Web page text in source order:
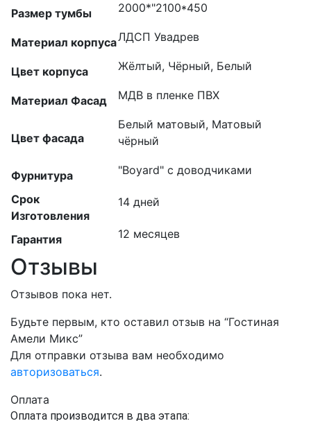
Размер тумбы
2000*"2100*450
Материал корпусаЛДСП Увадрев
Цвет корпуса Жёлтый, Чёрный, Белый
Материал Фасад МДВ в пленке ПВХ
Цвет фасада
Белый матовый, Матовый
чёрный
Фурнитура "Boyard" с доводчиками
Срок
Изготовления
14 дней
Гарантия 12 месяцев
Отзывы
Отзывов пока нет.
Будьте первым, кто оставил отзыв на “Гостиная
Амели Микс”
Для отправки отзыва вам необходимо
авторизоваться.
Оплата
Оплата производится в два этапа: